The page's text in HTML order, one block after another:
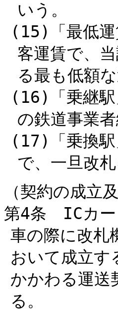
いう。
(15)「最低運
客運賃で、
る最も低額
(16)「乗継駅
の鉄道事業
(17)「乗換駅
で、一旦改
（契約の成立
第4条 ICカー
車の際に改札
おいて成立す
かかわる運送
る。